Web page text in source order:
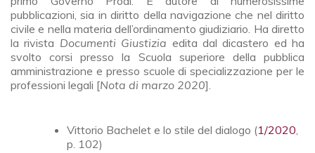
pubblicazioni, sia in diritto della navigazione che nel diritto
civile e nella materia dell’ordinamento giudiziario. Ha diretto
la rivista Documenti Giustizia edita dal dicastero ed ha
svolto corsi presso la Scuola superiore della pubblica
amministrazione e presso scuole di specializzazione per le
professioni legali [Nota di marzo 2020].
Vittorio Bachelet e lo stile del dialogo (1/2020,
p. 102)